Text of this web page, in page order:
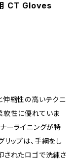
CT Gloves
伸縮性の高いテクニ
軟性に優れていま
ーライニングが特
ップは、手綱をし
されたロゴで洗練さ